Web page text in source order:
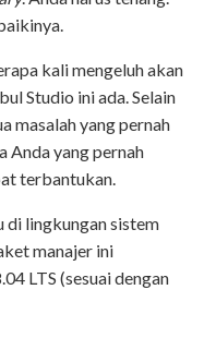
kali mengeluh akan
Studio ini ada. Selain
masalah yang pernah
Anda yang pernah
terbantukan.
di lingkungan sistem
manajer ini
LTS (sesuai dengan